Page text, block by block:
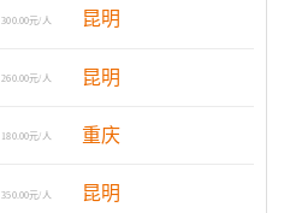
300.00元/人 昆明
260.00元/人 昆明
180.00元/人 重庆
350.00元/人 昆明